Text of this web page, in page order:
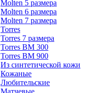
Molten 5 размера
Molten 6 размера
Molten 7 размера
Torres
Torres 7 размера
Torres BM 300
Torres BM 900
Из синтетической кожи
Кожаные
Любительские
Матчевые